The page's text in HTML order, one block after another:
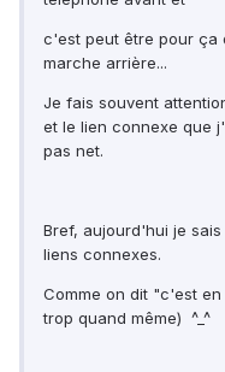
c'est peut être pour ça
marche arrière...
Je fais souvent
et le lien connexe que
pas net.
Bref, aujourd'hui je
liens connexes.
Comme on dit "c'est
trop quand même) ^_^